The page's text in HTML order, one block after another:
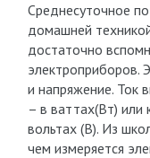
Среднесуточное
домашней
достаточно
электроприборов.
и напряжение. Ток
– в ваттах(Вт) или
вольтах (В). Из
чем измеряется